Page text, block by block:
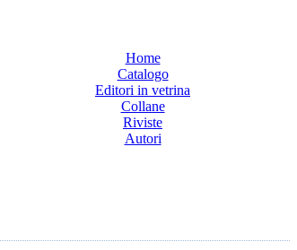
Home
Catalogo
Editori in vetrina
Collane
Riviste
Autori